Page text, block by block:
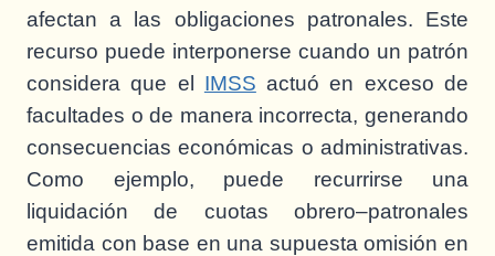
afectan a las obligaciones patronales. Este
recurso puede interponerse cuando un patrón
considera que el IMSS actuó en exceso de
facultades o de manera incorrecta, generando
consecuencias económicas o administrativas.
Como ejemplo, puede recurrirse una
liquidación de cuotas obrero–patronales
emitida con base en una supuesta omisión en